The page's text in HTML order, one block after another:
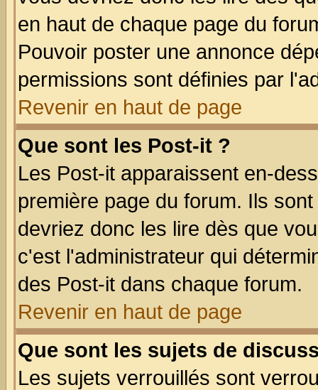
en haut de chaque page du
Pouvoir poster une annonce
permissions sont définies par
Revenir en haut de page
Que sont les Post-it ?
Les Post-it apparaissent en-
première page du forum. Ils
devriez donc les lire dès que
c'est l'administrateur qui
des Post-it dans chaque forum.
Revenir en haut de page
Que sont les sujets de
Les sujets verrouillés sont